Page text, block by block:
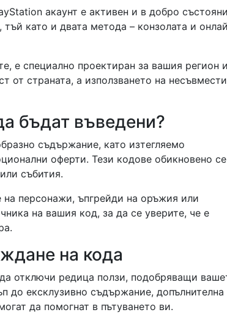
акаунт е активен и в добро
като и двата метода – конзолата и
е специално проектиран за вашия регион и
от страната, а използването на
бъдат въведени?
съдържание, като изтегляемо
оферти. Тези кодове обикновено се
събития.
персонажи, ъпгрейди на оръжия или
на вашия код, за да се уверите, че е
на кода
отключи редица ползи, подобряващи
до ексклузивно съдържание, допълнителна
да помогнат в пътуването ви.